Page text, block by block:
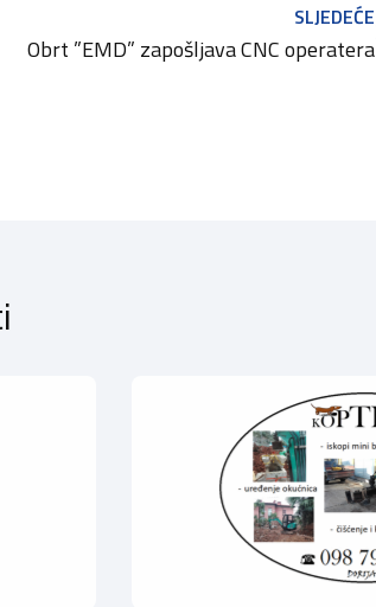
SLJEDEĆE
Obrt ”EMD” zapošljava CNC operatera